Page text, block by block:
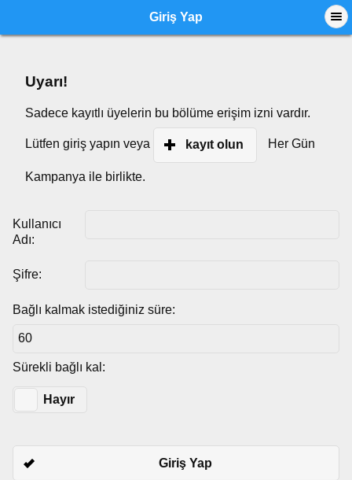
Giriş Yap
Uyarı!
Sadece kayıtlı üyelerin bu bölüme erişim izni vardır.
Lütfen giriş yapın veya kayıt olun Her Gün
Kampanya ile birlikte.
Kullanıcı
Adı:
Şifre:
Bağlı kalmak istediğiniz süre:
Sürekli bağlı kal:
Hayır
Giriş Yap